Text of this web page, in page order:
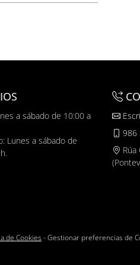
a sábado de 10:00 a
Lunes a sábado de
986
de Cookies -Gestionar preferencias de